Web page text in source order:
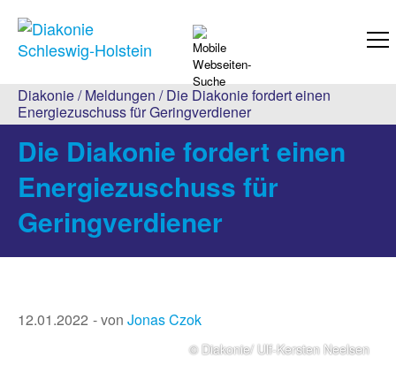
Diakonie/Meldungen / Die Diakonie fordert einen
Energiezuschuss für Geringverdiener
Die Diakonie fordert einen
Energiezuschuss für
Geringverdiener
12.01.2022 von Jonas Czok
© Diakonie/ Ulf-Kersten Neelsen